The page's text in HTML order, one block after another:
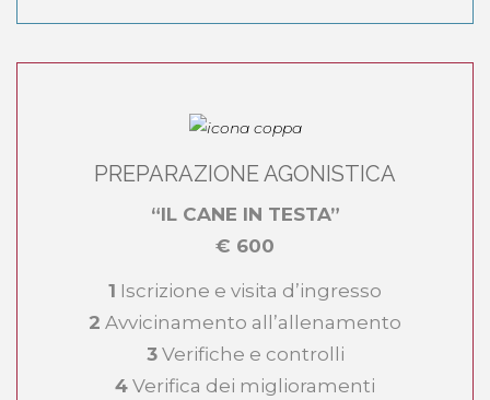
PREPARAZIONE AGONISTICA
“IL CANE IN TESTA”
€ 600
1 Iscrizione e visita d’ingresso
2 Avvicinamento all’allenamento
3Verifiche e controlli
4 Verifica dei miglioramenti